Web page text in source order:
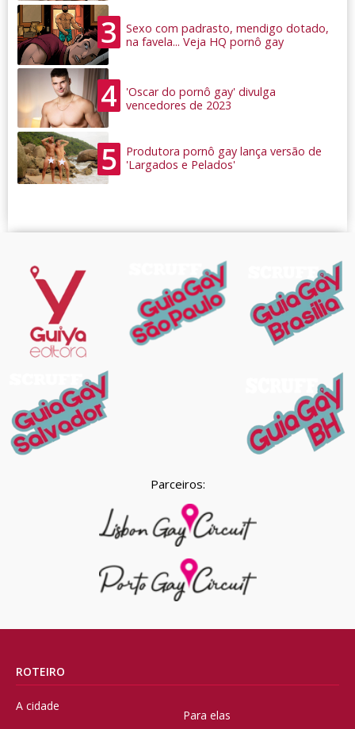
3
Sexo com padrasto, mendigo dotado,
na favela... Veja HQ pornô gay
4
'Oscar do pornô gay' divulga
vencedores de 2023
5
Produtora pornô gay lança versão de
'Largados e Pelados'
Parceiros:
ROTEIRO
A cidade
Para elas